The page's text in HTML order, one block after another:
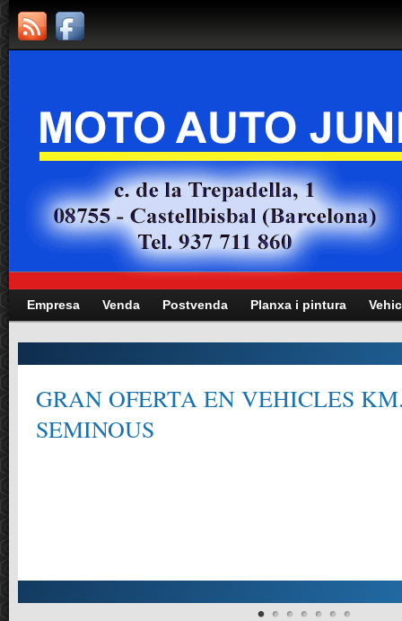
Empresa Venda Postvenda Planxa i pintura
GRAN OFERTA EN VEHICLES
SEMINOUS